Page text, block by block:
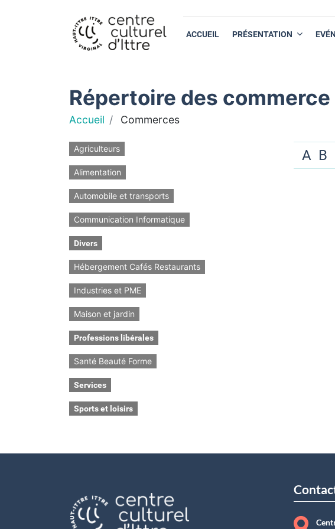
ACCUEIL PRÉSENTATION
Répertoire des commerce
Accueil Commerces
Agriculteurs
Alimentation
Automobile et transports
Communication Informatique
Divers
Hébergement Cafés Restaurants
Industries et PME
Maison et jardin
Professions libérales
Santé Beauté Forme
Services
Sports et loisirs
A B